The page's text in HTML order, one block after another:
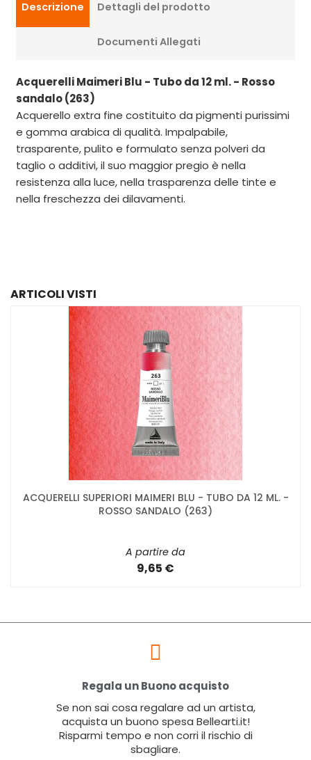
Descrizione Dettagli del prodotto
Documenti Allegati
Acquerelli Maimeri Blu - Tubo da 12 ml. - Rosso
sandalo (263)
Acquerello extra fine costituito da pigmenti purissimi
e gomma arabica di qualità. Impalpabile,
trasparente, pulito e formulato senza polveri da
taglio o additivi, il suo maggior pregio è nella
resistenza alla luce, nella trasparenza delle tinte e
nella freschezza dei dilavamenti.
ARTICOLI VISTI
ACQUERELLI SUPERIORI MAIMERI BLU - TUBO DA 12 ML. -
ROSSO SANDALO (263)
A partire da
9,65 €
Regala un Buono acquisto
Se non sai cosa regalare ad un artista,
acquista un buono spesa Bellearti.it!
Risparmi tempo e non corri il rischio di
sbagliare.